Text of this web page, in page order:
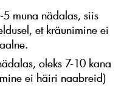
muna nädalas, siis
et kräunimine ei
oleks 7-10 kana
ei häiri naabreid)